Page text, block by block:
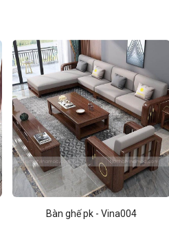
Bàn ghế pk - Vina004